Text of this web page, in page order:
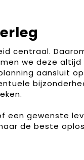
centraal.
we deze
aansluit
een gewenste
de beste